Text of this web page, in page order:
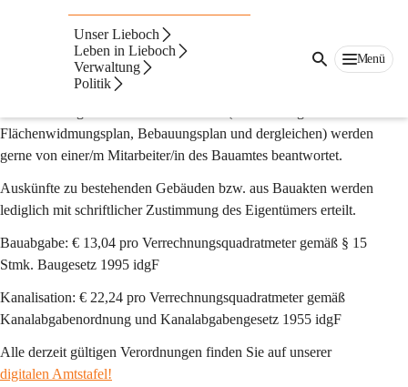
Unser Lieboch
Leben in Lieboch
Verwaltung
Politik
Menü
Informationen
Das Bauamt führt keine Listen über zum Verkauf stehende
Grundstücke. Wir bitten Sie, von derart gelagerten Anfragen
Flächenwidmungsplan, Bebauungsplan und dergleichen) werden
gerne von einer/m Mitarbeiter/in des Bauamtes beantwortet.
Auskünfte zu bestehenden Gebäuden bzw. aus Bauakten werden
lediglich mit schriftlicher Zustimmung des Eigentümers erteilt.
Bauabgabe: € 13,04 pro Verrechnungsquadratmeter gemäß § 15
Stmk. Baugesetz 1995 idgF
Kanalisation: € 22,24 pro Verrechnungsquadratmeter gemäß
Kanalabgabenordnung und Kanalabgabengesetz 1955 idgF
Alle derzeit gültigen Verordnungen finden Sie auf unserer
digitalen Amtstafel!